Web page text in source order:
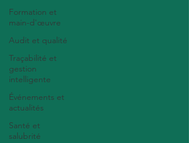
Formation et
main-d'œuvre
Audit et qualité
Traçabilité et
gestion
intelligente
Événements et
actualités
Santé et
salubrité